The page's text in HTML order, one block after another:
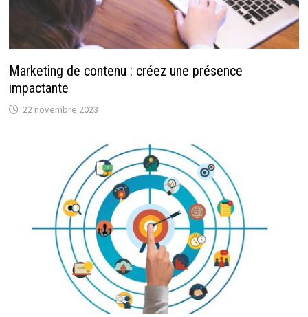
Marketing de contenu : créez une présence
impactante
22 novembre 2023